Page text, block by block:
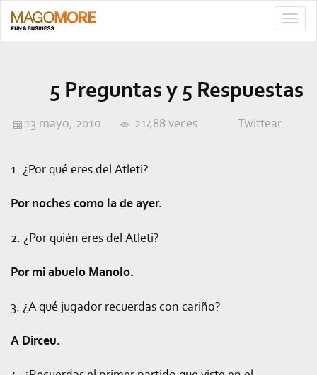
5 Preguntas y 5 Respuestas
13 mayo, 2010 21488 veces Twittear
1. ¿Por qué eres del Atleti?
Por noches como la de ayer.
2. ¿Por quién eres del Atleti?
Por mi abuelo Manolo.
3. ¿A qué jugador recuerdas con cariño?
A Dirceu.